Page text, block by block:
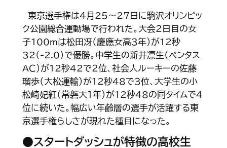
東京選手権は４月25～27日に駒沢オリンピッ
ク公園総合運動場で行われた。大会２日目の女
子100ｍは松田冴（慶應女高３年）が12秒
32（-2.0）で優勝。中学生の新井凛生（ペンタス
ＡＣ）が12秒42で２位、社会人ルーキーの佐藤
瑠歩（大松運輸）が12秒48で３位、大学生の小
松崎妃紅（常磐大１年）が12秒48の同タイムで４
位に続いた。幅広い年齢層の選手が活躍する東
京選手権らしさが現れた種目になった。
●スタートダッシュが特徴の高校生